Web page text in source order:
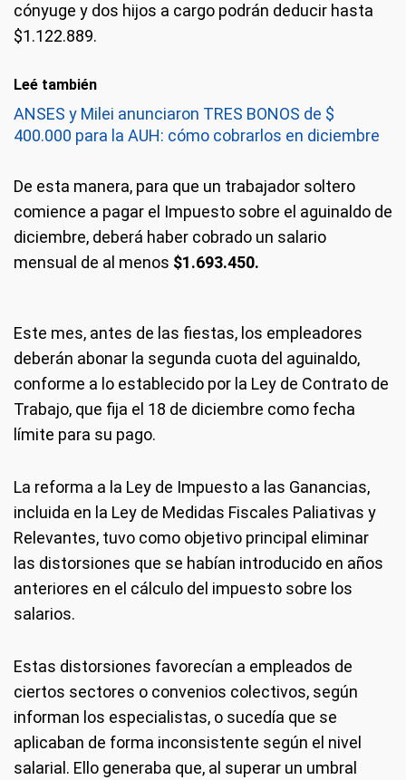
cónyuge y dos hijos a cargo podrán deducir hasta
$1.122.889.
Leé también
ANSES y Milei anunciaron TRES BONOS de $
400.000 para la AUH: cómo cobrarlos en diciembre
De esta manera, para que un trabajador soltero
comience a pagar el Impuesto sobre el aguinaldo de
diciembre, deberá haber cobrado un salario
mensual de al menos $1.693.450.
Este mes, antes de las fiestas, los empleadores
deberán abonar la segunda cuota del aguinaldo,
conforme a lo establecido por la Ley de Contrato de
Trabajo, que fija el 18 de diciembre como fecha
límite para su pago.
La reforma a la Ley de Impuesto a las Ganancias,
incluida en la Ley de Medidas Fiscales Paliativas y
Relevantes, tuvo como objetivo principal eliminar
las distorsiones que se habían introducido en años
anteriores en el cálculo del impuesto sobre los
salarios.
Estas distorsiones favorecían a empleados de
ciertos sectores o convenios colectivos, según
informan los especialistas, o sucedía que se
aplicaban de forma inconsistente según el nivel
salarial. Ello generaba que, al superar un umbral